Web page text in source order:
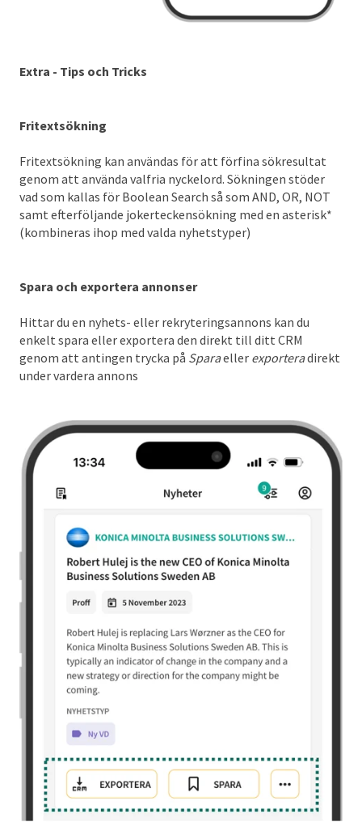
Extra - Tips och Tricks
Fritextsökning
Fritextsökning kan användas för att förfina sökresultat
genom att använda valfria nyckelord. Sökningen stöder
vad som kallas för Boolean Search så som AND, OR, NOT
samt efterföljande jokerteckensökning med en asterisk*
(kombineras ihop med valda nyhetstyper)
Spara och exportera annonser
Hittar du en nyhets- eller rekryteringsannons kan du
enkelt spara eller exportera den direkt till ditt CRM
genom att antingen trycka på Sparaeller exporteradirekt
under vardera annons